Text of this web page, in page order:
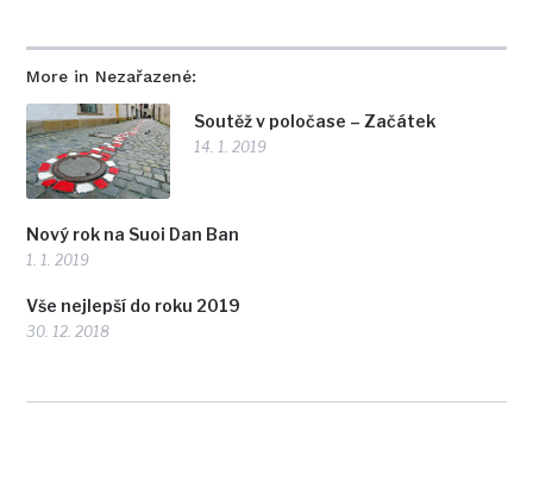
More in Nezařazené:
Soutěž v poločase – Začátek
14. 1. 2019
Nový rok na Suoi Dan Ban
1. 1. 2019
Vše nejlepší do roku 2019
30. 12. 2018